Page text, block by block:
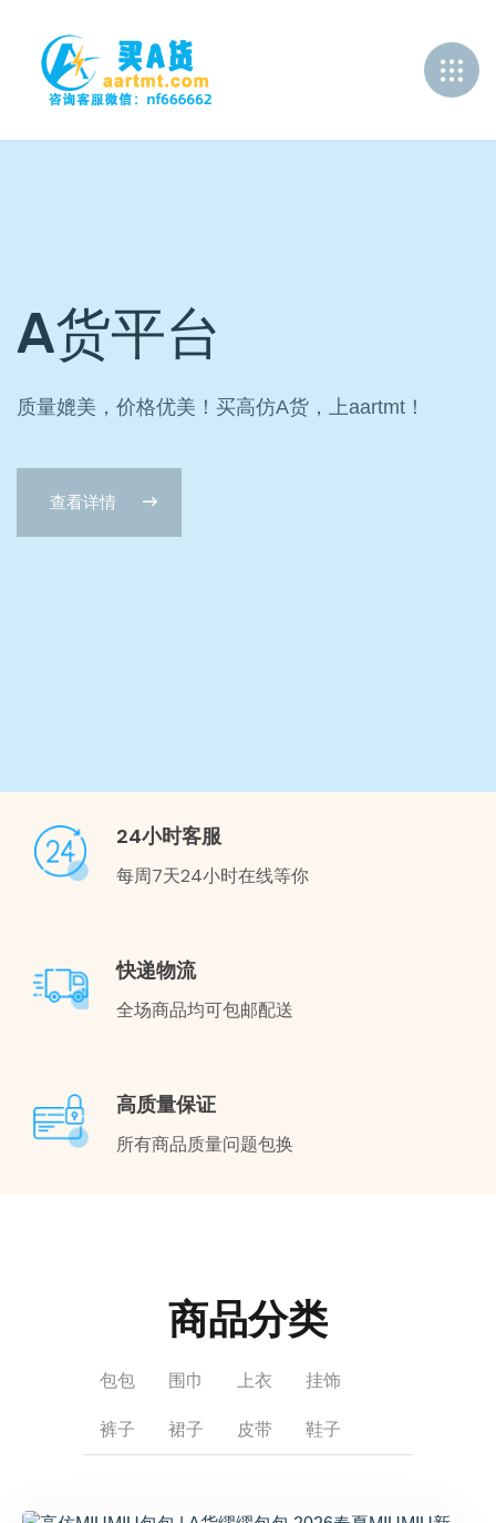
A货平台
高仿包包
1:1高仿
A货平台
高仿包包
24小时客服
每周7天24小时在线等你
快递物流
全场商品均可包邮配送
高质量保证
所有商品质量问题包换
商品分类
包包 围巾 上衣 挂饰
裤子 裙子 皮带 鞋子